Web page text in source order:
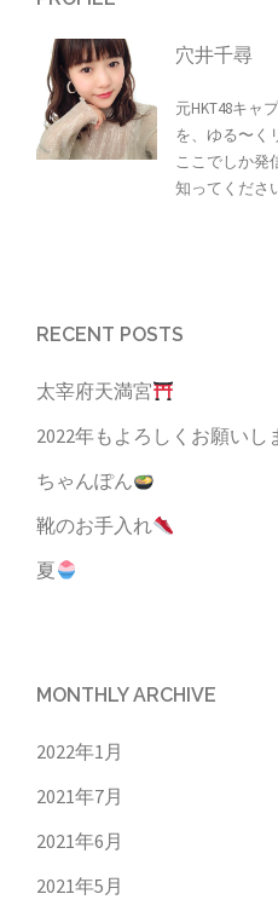
穴井千尋
元HKT48キャ
を、ゆる〜く
ここでしか発
知ってくださ
RECENT POSTS
太宰府天満宮
2022年もよろしくお願いし
ちゃんぽん
靴のお手入れ
夏
MONTHLY ARCHIVE
2022年1月
2021年7月
2021年6月
2021年5月